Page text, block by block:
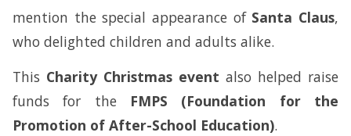
mention the special appearance of Santa Claus,
who delighted children and adults alike.
This Charity Christmas event also helped raise
funds for the FMPS (Foundation for the
Promotion of After-School Education).